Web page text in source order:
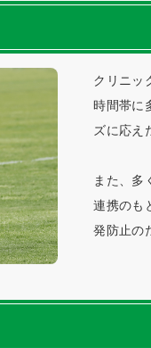
クリニッ
時間帯に
ズに応え
また、多
連携のも
発防止の